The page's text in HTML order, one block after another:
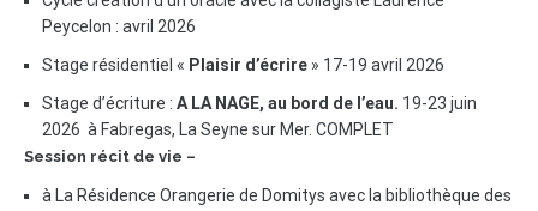
Peycelon : avril 2026
Stage résidentiel « Plaisir d’écrire » 17-19 avril 2026
Stage d’écriture : A LA NAGE, au bord de l’eau. 19-23 juin
2026 à Fabregas, La Seyne sur Mer. COMPLET
Session récit de vie –
à La Résidence Orangerie de Domitys avec la bibliothèque des